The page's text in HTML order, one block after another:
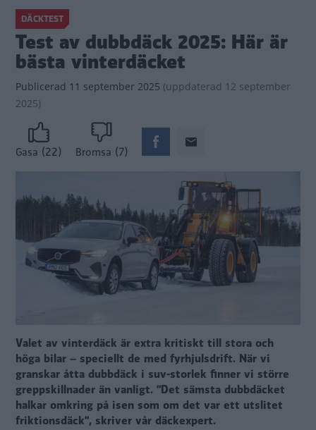
DÄCKTEST
Test av dubbdäck 2025: Här är
bästa vinterdäcket
Publicerad 11 september 2025 (uppdaterad 12 september
2025)
Gasa (22) Bromsa (7)
Valet av vinterdäck är extra kritiskt till stora och
höga bilar – speciellt de med fyrhjulsdrift. När vi
granskar åtta dubbdäck i suv-storlek finner vi större
greppskillnader än vanligt. ”Det sämsta dubbdäcket
halkar omkring på isen som om det var ett utslitet
friktionsdäck”, skriver vår däckexpert.